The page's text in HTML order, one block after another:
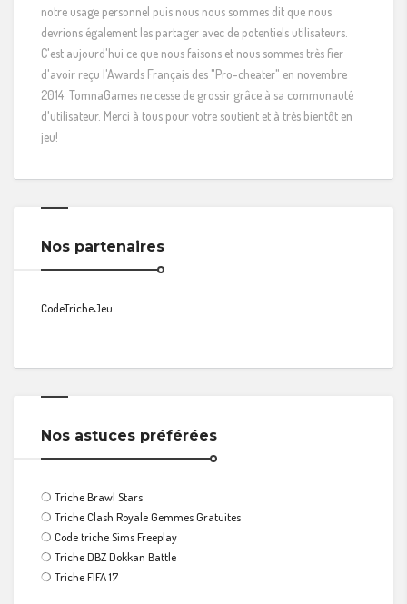
notre usage personnel puis nous nous sommes dit que nous
devrions également les partager avec de potentiels utilisateurs.
C'est aujourd'hui ce que nous faisons et nous sommes très fier
d'avoir reçu l'Awards Français des "Pro-cheater" en novembre
2014. TomnaGames ne cesse de grossir grâce à sa communauté
d'utilisateur. Merci à tous pour votre soutient et à très bientôt en
jeu!
Nos partenaires
CodeTricheJeu
Nos astuces préférées
❍ Triche Brawl Stars
❍ Triche Clash Royale Gemmes Gratuites
❍ Code triche Sims Freeplay
❍ Triche DBZ Dokkan Battle
❍ Triche FIFA 17